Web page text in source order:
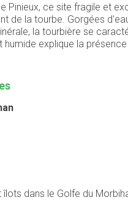
Pinieux, ce site fragile et
de la tourbe. Gorgées
la tourbière se
explique la
dans le Golfe du